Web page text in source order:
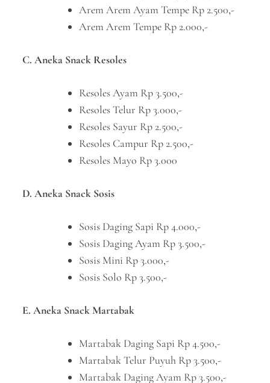
Arem Arem Ayam Tempe Rp 2.500,-
Arem Arem Tempe Rp 2.000,-
C. Aneka Snack Resoles
Resoles Ayam Rp 3.500,-
Resoles Telur Rp 3.000,-
Resoles Sayur Rp 2.500,-
Resoles Campur Rp 2.500,-
Resoles Mayo Rp 3.000
D. Aneka Snack Sosis
Sosis Daging Sapi Rp 4.000,-
Sosis Daging Ayam Rp 3.500,-
Sosis Mini Rp 3.000,-
Sosis Solo Rp 3.500,-
E. Aneka Snack Martabak
Martabak Daging Sapi Rp 4.500,-
Martabak Telur Puyuh Rp 3.500,-
Martabak Daging Ayam Rp 3.500,-